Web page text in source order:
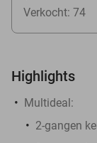
Verkocht: 74
Highlights
Multideal:
2-gangen